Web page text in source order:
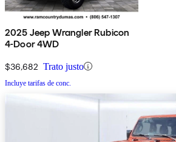
2025 Jeep Wrangler Rubicon
4-Door 4WD
$36,682 Trato justo
Incluye tarifas de conc.